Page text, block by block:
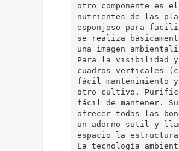
otro componente es
nutrientes de las
esponjoso para
se realiza
una imagen
Para la visibilidad y
cuadros verticales
fácil mantenimiento
otro cultivo.
fácil de mantener.
ofrecer todas las
un adorno sutil y
espacio la
La tecnología